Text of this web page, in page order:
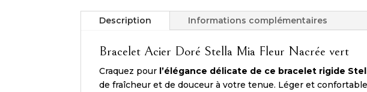
Description Informations complémentaires
Bracelet Acier Doré Stella Mia Fleur Nacrée vert
Craquez pour l’élégance délicate de ce bracelet rigide
de fraîcheur et de douceur à votre tenue. Léger et